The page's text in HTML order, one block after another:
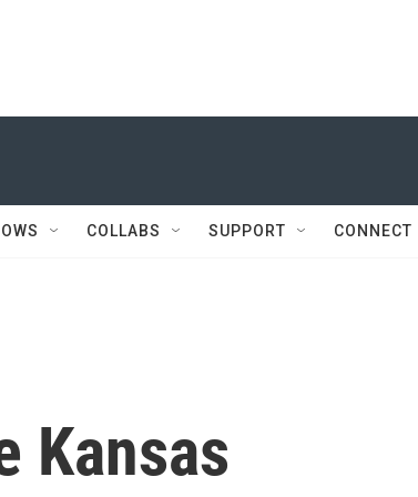
COLLABS SUPPORT CONNECT
Kansas